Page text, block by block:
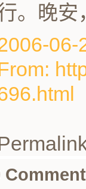
。晚安
06-